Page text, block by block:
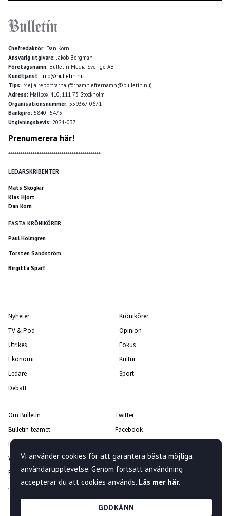
Chefredaktör: Dan Korn
Ansvarig utgivare: Jakob Bergman
Företagsnamn: Bulletin Media Sverige AB
Kundtjänst: info@bulletin.nu
Tips: Mejla reportrarna (förnamn.efternamn@bulletin.nu)
Adress: Mailbox 410, 111 73 Stockholm
Organisationsnummer: 559367-0671
Bankgiro: 5840–5473
Utgivningsbevis: 2021-037
Prenumerera här!
*********************************************
LEDARSKRIBENTER
Mats Skogkär
Klas Hjort
Dan Korn
FASTA KRÖNIKÖRER
Paul Holmgren
Torsten Sandström
Birgitta Sparf
Nyheter
TV & Pod
Utrikes
Ekonomi
Ledare
Debatt
Krönikörer
Opinion
Fokus
Kultur
Sport
Om Bulletin
Bulletin-teamet
Integritetspolicy
Vanliga frågor och svar
Rättelsepolicy
Jobba hos oss
Twitter
Facebook
Kontakta oss
Nyhetsbrev
Vi använder cookies för att garantera bästa möjliga
användarupplevelse. Genom fortsatt användning
accepterar du att cookies används. Läs mer här.
GODKÄNN